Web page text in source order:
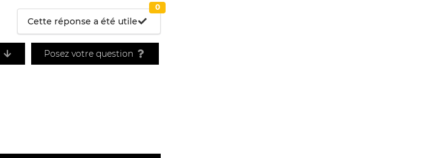
Cette réponse a été utile
0
Posez votre question